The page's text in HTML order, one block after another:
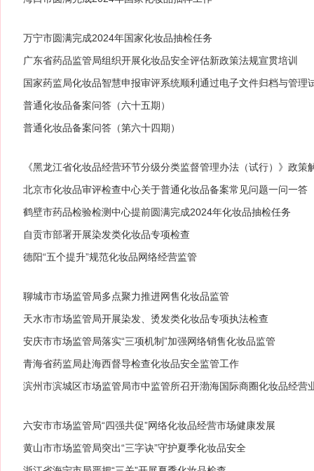
万宁市圆满完成2024年国家化妆品抽检任务
广东省药品监管局组织开展化妆品安全评估新政策法规宣贯培训
国家药监局化妆品智慧申报审评系统顺利通过电子文件归档与管理
普通化妆品备案问答（六十五期）
普通化妆品备案问答（第六十四期）
《黑龙江省化妆品经营环节分级分类监督管理办法（试行）》政策
北京市化妆品审评检查中心关于普通化妆品备案常见问题一问一答
鹤壁市药品检验检测中心提前圆满完成2024年化妆品抽检任务
自贡市部署开展染发类化妆品专项检查
德阳“五个提升”规范化妆品网络经营监管
聊城市市场监管局多点聚力推进网售化妆品监管
天水市市场监管局开展染发、烫发类化妆品专项执法检查
安庆市市场监管局落实“三项机制”加强网络销售化妆品监管
青海省药监局赴海西督导检查化妆品安全监管工作
滨州市滨城区市场监管局市中监管所召开渤海国际商圈化妆品经营
六安市市场监管局“四强共促”网络化妆品经营市场健康发展
黄山市市场监管局突出“三字诀”守护夏季化妆品安全